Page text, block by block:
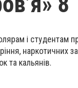
і студентам
наркотичних
та кальянів.